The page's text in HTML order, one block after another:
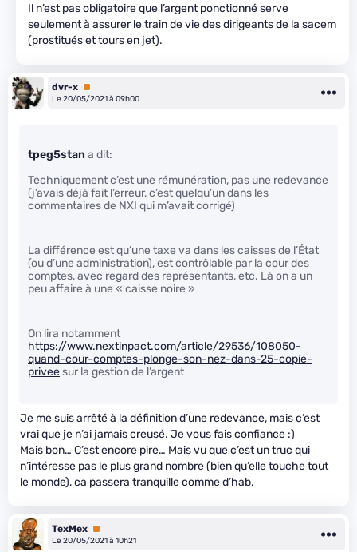
Il n’est pas obligatoire que l’argent ponctionné serve
seulement à assurer le train de vie des dirigeants de la sacem
(prostitués et tours en jet).
dvr-x Premium
Le 20/05/2021 à 09h00
tpeg5stan a dit:
Techniquement c’est une rémunération, pas une redevance
(j’avais déjà fait l’erreur, c’est quelqu’un dans les
commentaires de NXI qui m’avait corrigé)
La différence est qu’une taxe va dans les caisses de l’État
(ou d’une administration), est contrôlable par la cour des
comptes, avec regard des représentants, etc. Là on a un
peu affaire à une « caisse noire »
On lira notamment
https://www.nextinpact.com/article/29536/108050-
quand-cour-comptes-plonge-son-nez-dans-25-copie-
priveesur la gestion de l’argent
Je me suis arrêté à la définition d’une redevance, mais c’est
vrai que je n’ai jamais creusé. Je vous fais confiance :)
Mais bon… C’est encore pire… Mais vu que c’est un truc qui
n’intéresse pas le plus grand nombre (bien qu’elle touche tout
le monde), ca passera tranquille comme d’hab.
TexMex Premium
Le 20/05/2021 à 10h21